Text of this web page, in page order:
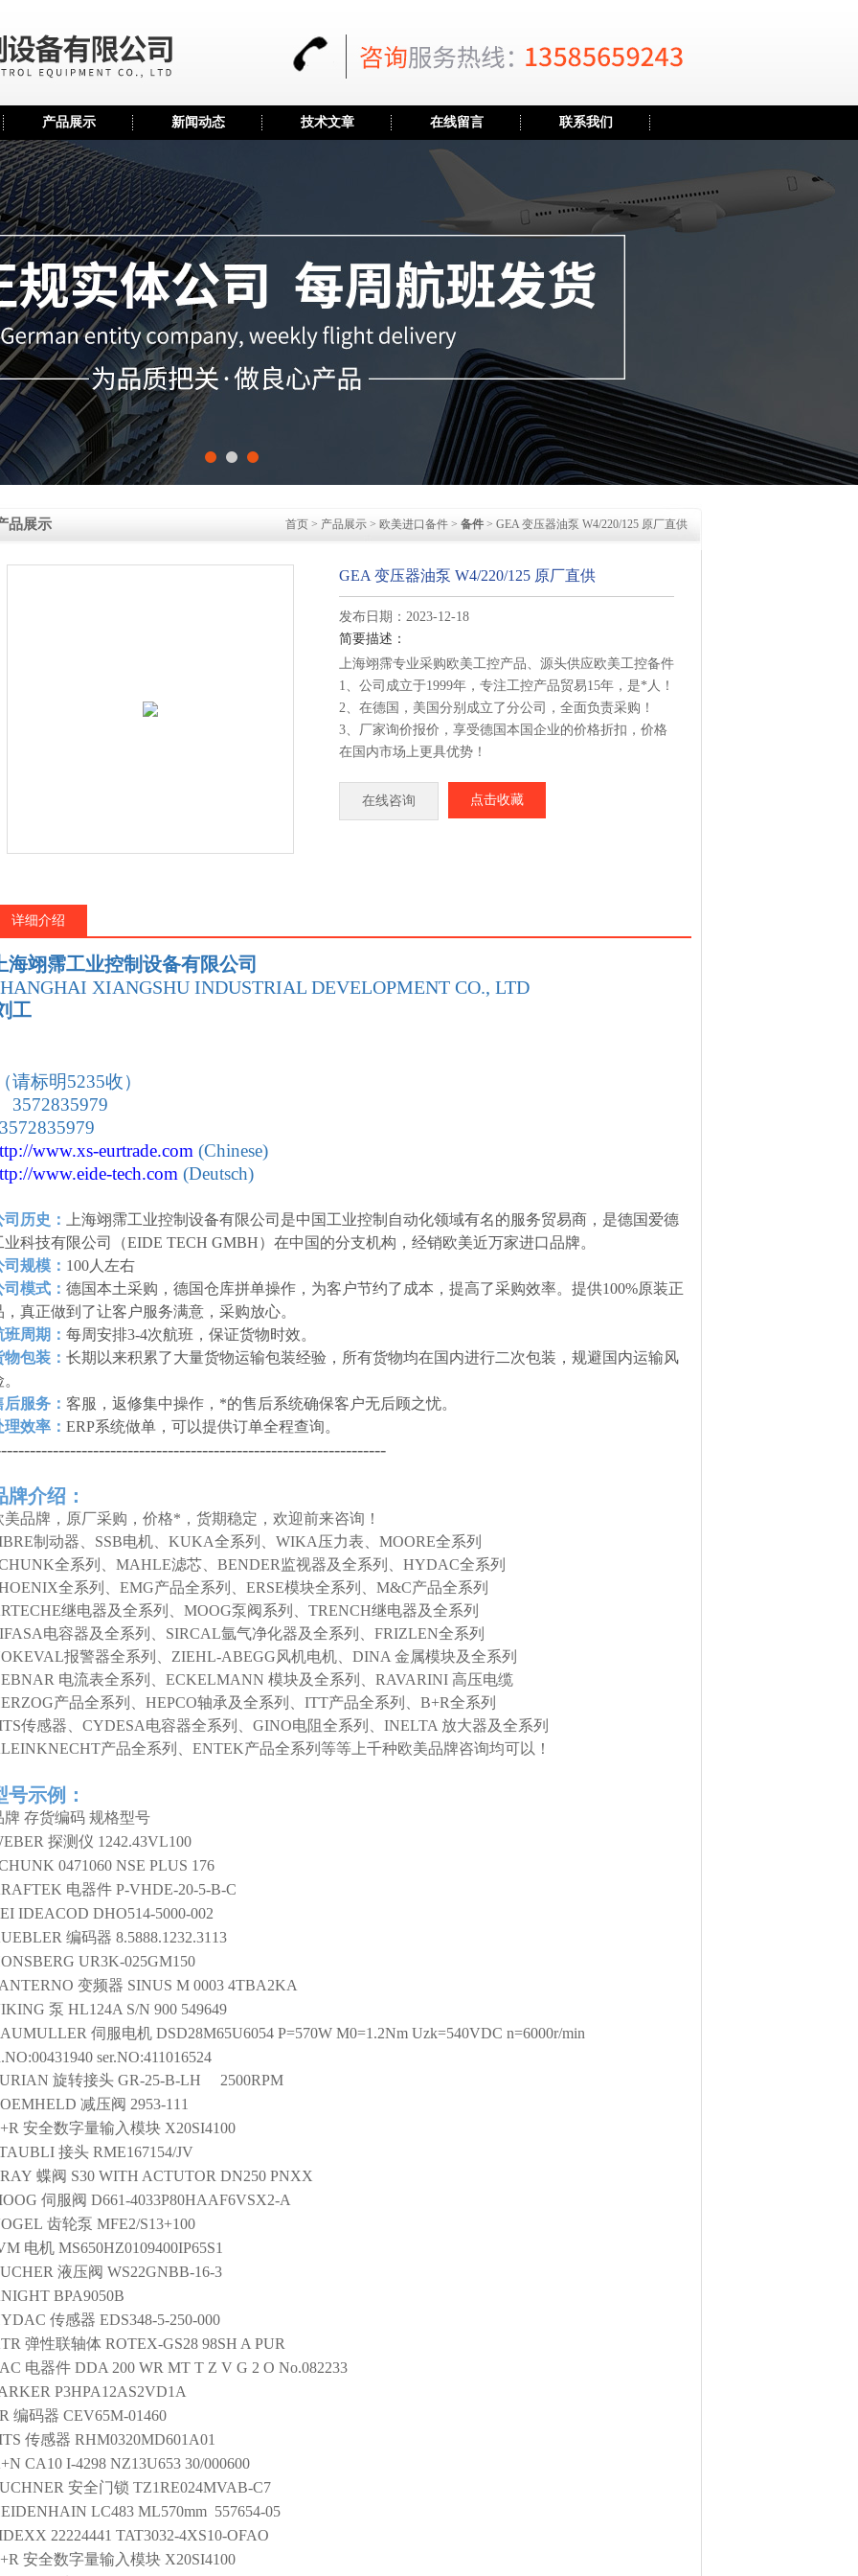
产品展示 新闻动态 技术文章 在线留言 联系我们
品展示 首页 > 产品展示 > 欧美进口备件 > 备件 > GEA 变压器油泵 W4/220/125 原厂直供
GEA 变压器油泵 W4/220/125 原厂直供
发布日期：2023-12-18
简要描述：
上海翊霈专业采购欧美工控产品、源头供应欧美工控备件
1、公司成立于1999年，专注工控产品贸易15年，是*人！
2、在德国，美国分别成立了分公司，全面负责采购！
3、厂家询价报价，享受德国本国企业的价格折扣，价格
在国内市场上更具优势！
部发货！
GEA 变压器油泵 W4/220/125 原厂直供
在线咨询 点击收藏
详细介绍
海翊霈工业控制设备有限公司
XIANGSHU INDUSTRIAL DEVELOPMENT CO., LTD
工
请标明5235收）
3572835979
www.xs-eurtrade.com (Chinese)
www.eide-tech.com (Deutsch)
司历史：
上海翊霈工业控制设备有限公司是中国工业控制自动化领域有名的服务贸易商，是德国爱德
业科技有限公司（EIDE TECH GMBH）在中国的分支机构，经销欧美近万家进口品牌。
司规模： 100人左右
司模式： 德国本土采购，德国仓库拼单操作，为客户节约了成本，提高了采购效率。提供100%原装正
，真正做到了让客户服务满意，采购放心。
班周期： 每周安排3-4次航班，保证货物时效。
物包装： 长期以来积累了大量货物运输包装经验，所有货物均在国内进行二次包装，规避国内运输风
后服务： 客服，返修集中操作，*的售后系统确保客户无后顾之忧。
理效率： ERP系统做单，可以提供订单全程查询。
牌介绍：
美品牌，原厂采购，价格*，货期稳定，欢迎前来咨询！
制动器、SSB电机、KUKA全系列、WIKA压力表、MOORE全系列
全系列、MAHLE滤芯、BENDER监视器及全系列、HYDAC全系列
全系列、EMG产品全系列、ERSE模块全系列、M&C产品全系列
继电器及全系列、MOOG泵阀系列、TRENCH继电器及全系列
电容器及全系列、SIRCAL氩气净化器及全系列、FRIZLEN全系列
报警器全系列、ZIEHL-ABEGG风机电机、DINA 金属模块及全系列
电流表全系列、ECKELMANN 模块及全系列、RAVARINI 高压电缆
产品全系列、HEPCO轴承及全系列、ITT产品全系列、B+R全系列
传感器、CYDESA电容器全系列、GINO电阻全系列、INELTA 放大器及全系列
产品全系列、ENTEK产品全系列等等上千种欧美品牌咨询均可以！
号示例：
牌 存货编码 规格型号
探测仪 1242.43VL100
0471060 NSE PLUS 176
电器件 P-VHDE-20-5-B-C
IDEACOD DHO514-5000-002
编码器 8.5888.1232.3113
UR3K-025GM150
变频器 SINUS M 0003 4TBA2KA
泵 HL124A S/N 900 549649
伺服电机 DSD28M65U6054 P=570W M0=1.2Nm Uzk=540VDC n=6000r/min
ser.NO:411016524
旋转接头 GR-25-B-LH 2500RPM
减压阀 2953-111
安全数字量输入模块 X20SI4100
接头 RME167154/JV
蝶阀 S30 WITH ACTUTOR DN250 PNXX
伺服阀 D661-4033P80HAAF6VSX2-A
齿轮泵 MFE2/S13+100
电机 MS650HZ0109400IP65S1
液压阀 WS22GNBB-16-3
BPA9050B
传感器 EDS348-5-250-000
弹性联轴体 ROTEX-GS28 98SH A PUR
电器件 DDA 200 WR MT T Z V G 2 O No.082233
P3HPA12AS2VD1A
编码器 CEV65M-01460
传感器 RHM0320MD601A01
CA10 I-4298 NZ13U653 30/000600
安全门锁 TZ1RE024MVAB-C7
LC483 ML570mm 557654-05
22224441 TAT3032-4XS10-OFAO
安全数字量输入模块 X20SI4100